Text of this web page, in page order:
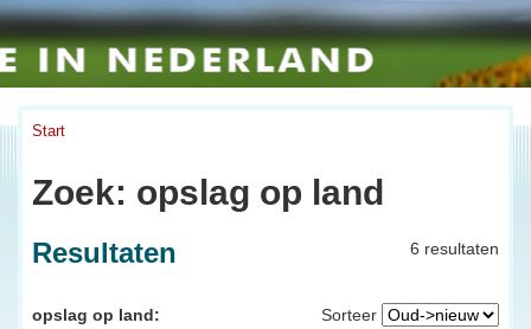
Start
Zoek: opslag op land
6 resultaten
Resultaten
Sorteer
opslag op land: